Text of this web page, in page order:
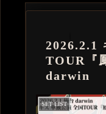
2026.2.1
TOUR『
darwin
SET LIST